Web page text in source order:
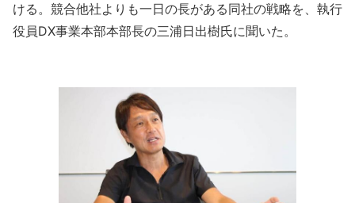
ける。競合他社よりも一日の長がある同社の戦略を、執行
役員DX事業本部本部長の三浦日出樹氏に聞いた。